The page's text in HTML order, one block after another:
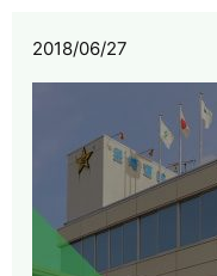
2018/06/27